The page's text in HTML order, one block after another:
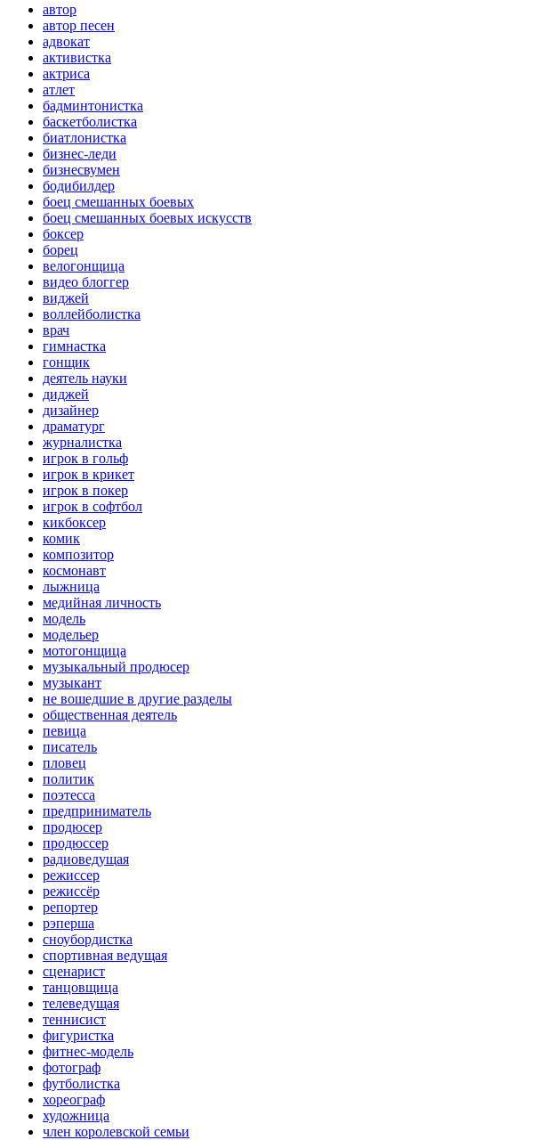
автор
автор песен
адвокат
активистка
актриса
атлет
бадминтонистка
баскетболистка
биатлонистка
бизнес-леди
бизнесвумен
бодибилдер
боец смешанных боевых
боец смешанных боевых искусств
боксер
борец
велогонщица
видео блоггер
виджей
воллейболистка
врач
гимнастка
гонщик
деятель науки
диджей
дизайнер
драматург
журналистка
игрок в гольф
игрок в крикет
игрок в покер
игрок в софтбол
кикбоксер
комик
композитор
космонавт
лыжница
медийная личность
модель
модельер
мотогонщица
музыкальный продюсер
музыкант
не вошедшие в другие разделы
общественная деятель
певица
писатель
пловец
политик
поэтесса
предприниматель
продюсер
продюссер
радиоведущая
режиссер
режиссёр
репортер
рэперша
сноубордистка
спортивная ведущая
сценарист
танцовщица
телеведущая
теннисист
фигуристка
фитнес-модель
фотограф
футболистка
хореограф
художница
член королевской семьи